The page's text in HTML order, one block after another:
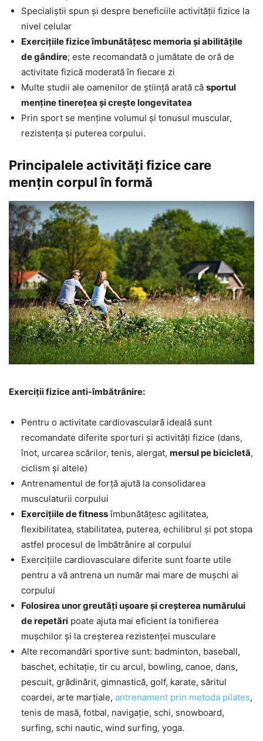
Specialiștii spun și despre beneficiile activității fizice la
nivel celular
Exercițiile fizice îmbunătățesc memoria și abilitățile
de gândire; este recomandată o jumătate de oră de
activitate fizică moderată în fiecare zi
Multe studii ale oamenilor de știință arată că sportul
menține tinerețea și crește longevitatea
Prin sport se menține volumul și tonusul muscular,
rezistența și puterea corpului.
Principalele activități fizice care
mențin corpul în formă
Exerciții fizice anti-îmbătrânire:
Pentru o activitate cardiovasculară ideală sunt
recomandate diferite sporturi și activități fizice (dans,
înot, urcarea scărilor, tenis, alergat, mersul pe bicicletă,
ciclism și altele)
Antrenamentul de forță ajută la consolidarea
musculaturii corpului
Exercițiile de fitnessîmbunătățesc agilitatea,
flexibilitatea, stabilitatea, puterea, echilibrul și pot stopa
astfel procesul de îmbătrânire al corpului
Exercițiile cardiovasculare diferite sunt foarte utile
pentru a vă antrena un număr mai mare de mușchi ai
corpului
Folosirea unor greutăți ușoare și creșterea numărului
de repetări poate ajuta mai eficient la tonifierea
mușchilor și la creșterea rezistenței musculare
Alte recomandări sportive sunt: badminton, baseball,
baschet, echitație, tir cu arcul, bowling, canoe, dans,
pescuit, grădinărit, gimnastică, golf, karate, săritul
coardei, arte marțiale, antrenament prin metoda pilates,
tenis de masă, fotbal, navigație, schi, snowboard,
surfing, schi nautic, wind surfing, yoga.